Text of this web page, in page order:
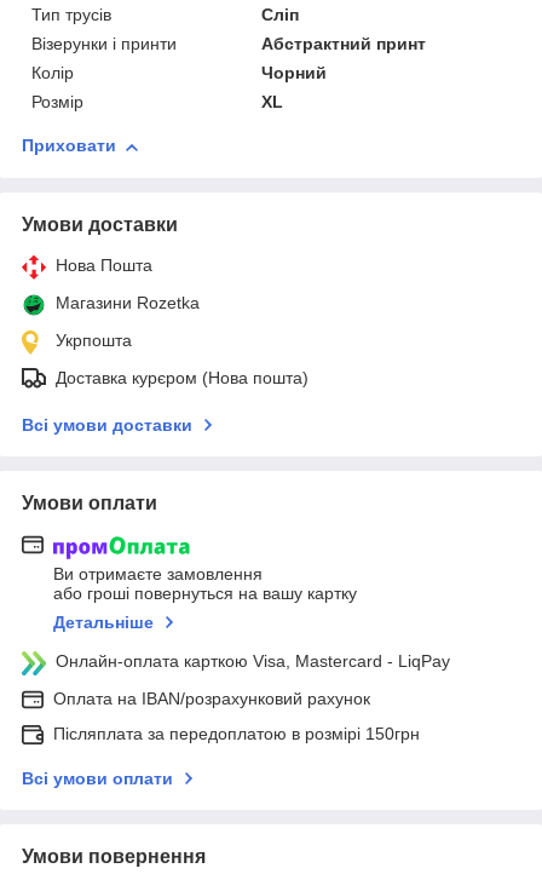
Тип трусів
Сліп
Візерунки і принти
Абстрактний принт
Колір
Чорний
Розмір
XL
Приховати
Умови доставки
Нова Пошта
Магазини Rozetka
Укрпошта
Доставка курєром (Нова пошта)
Всі умови доставки
Умови оплати
Ви отримаєте замовлення
або гроші повернуться на вашу картку
Детальніше
Онлайн-оплата карткою Visa, Mastercard - LiqPay
Оплата на IBAN/розрахунковий рахунок
Післяплата за передоплатою в розмірі 150грн
Всі умови оплати
Умови повернення